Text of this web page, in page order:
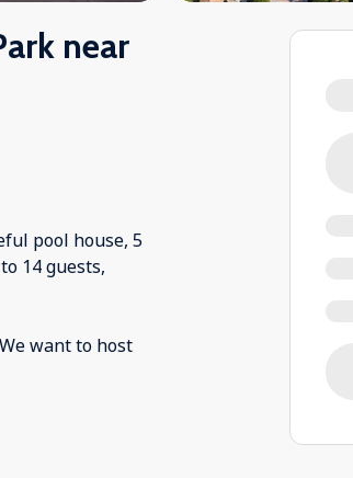
near
pool house, 5
14 guests,
want to host